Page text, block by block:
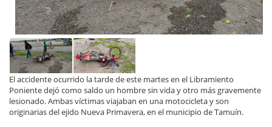
El accidente ocurrido la tarde de este martes en el Libramiento
Poniente dejó como saldo un hombre sin vida y otro más gravemente
lesionado. Ambas víctimas viajaban en una motocicleta y son
originarias del ejido Nueva Primavera, en el municipio de Tamuín.